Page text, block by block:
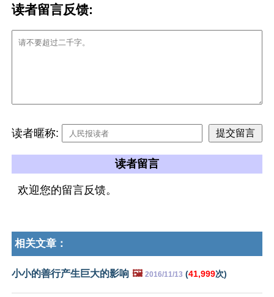
读者留言反馈:
读者暱称:
读者留言
欢迎您的留言反馈。
相关文章：
小小的善行产生巨大的影响 🖼️ 2016/11/13 (41,999次)